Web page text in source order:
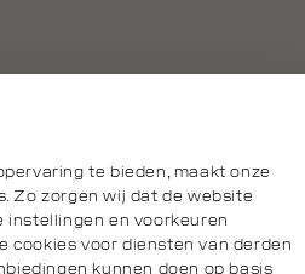
8.30 uur tot 18.00 uur.
te bieden, maakt onze
Zo zorgen wij dat de website
instellingen en voorkeuren
cookies voor diensten van derden
kunnen doen op basis